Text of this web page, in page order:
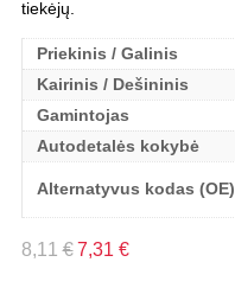
tiekėjų.
Priekinis / Galinis
Kairinis / Dešininis
Gamintojas
Autodetalės kokybė
Alternatyvus kodas (OE)
8,11€ 7,31 €